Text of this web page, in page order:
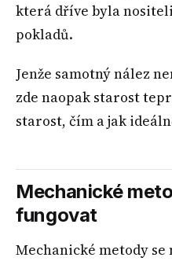
která dříve byla
pokladů.
Jenže samotný nález
zde naopak starost
starost, čím a jak
Mechanické
fungovat
Mechanické metody